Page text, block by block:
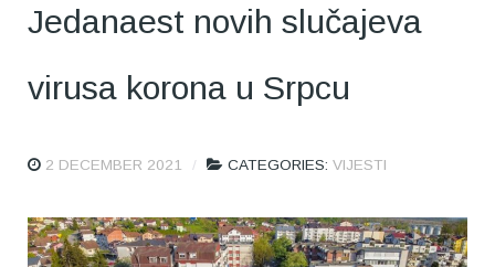
Jedanaest novih slučajeva
virusa korona u Srpcu
2 DECEMBER 2021 CATEGORIES: VIJESTI